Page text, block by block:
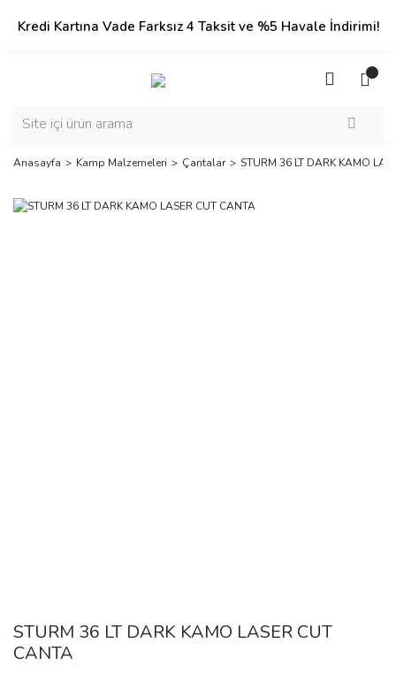
Kredi Kartına Vade Farksız 4 Taksit ve %5 Havale İndirimi!
Anasayfa Kamp Malzemeleri Çantalar STURM 36 LT DARK KAMO
STURM 36 LT DARK KAMO LASER CUT
CANTA